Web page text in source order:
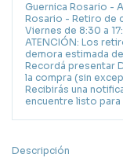
Guernica Rosario -
Rosario - Retiro de
Viernes de 8:30 a
ATENCIÓN: Los
demora estimada
Recordá presentar
la compra (sin
Recibirás una
encuentre listo para
Descripción